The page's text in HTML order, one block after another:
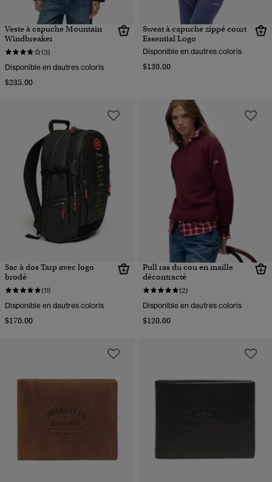
Veste à capuche Mountain
Windbreaker
(3)
Disponible en dautres coloris
$235.00
Sweat à capuche zippé court
Essential Logo
Disponible en dautres coloris
$130.00
Sac à dos Tarp avec logo
brodé
(11)
Disponible en dautres coloris
$170.00
Pull ras du cou en maille
décontracté
(2)
Disponible en dautres coloris
$120.00